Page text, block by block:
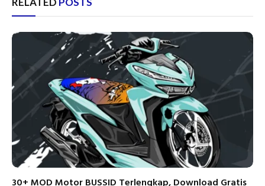
30+ MOD Motor BUSSID Terlengkap, Download Gratis